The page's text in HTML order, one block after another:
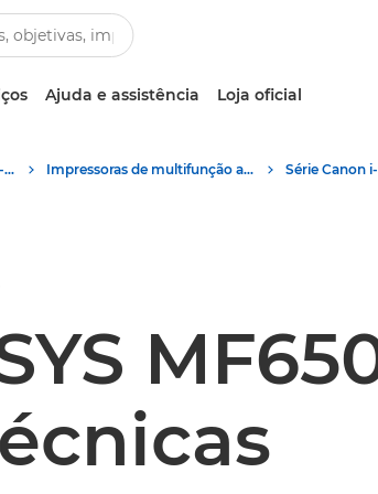
Ajuda e assistência Loja oficial
Impressoras multifuncionais - Impressoras multifunções Impressoras de multifunção a cores